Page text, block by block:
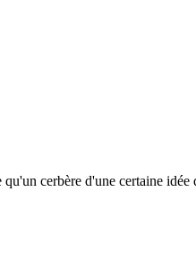
cerbère d'une certaine